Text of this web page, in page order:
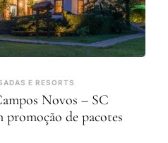
E RESORTS
Novos – SC
promoção de pacotes